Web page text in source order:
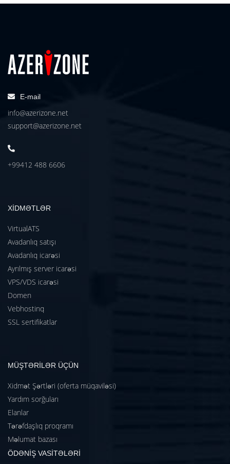
E-mail
info@azerizone.net
support@azerizone.net
+99412 488 6606
XİDMƏTLƏR
VirtualATS
Avadanlıq satışı
Avadanlıq icarəsi
Ayrılmış server icarəsi
VPS/VDS icarəsi
Domen
Vebhostinq
SSL sertifikatlar
MÜŞTƏRİLƏR ÜÇÜN
Xidmət Şərtləri (oferta müqaviləsi)
Yardım sorğuları
Elanlar
Tərəfdaşlıq proqramı
Məlumat bazası
ÖDƏNİŞ VASİTƏLƏRİ